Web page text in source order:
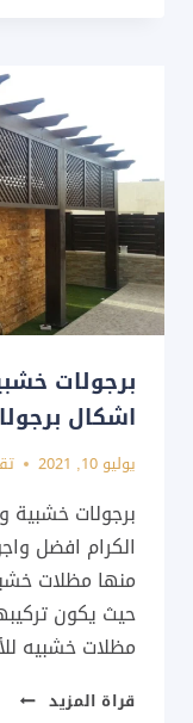
،
بيع
جميع
أعمال
الظل
بجده
اشكال
يوليو 10, 2021
برجولات خشبية
الكرام افضل
منها مظلات
حيث يكون
مظلات خشبيه
قراة المزيد